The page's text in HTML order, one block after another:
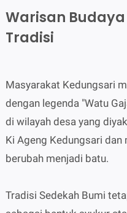
Warisan
Tradisi
Masyarakat Kedungsari
dengan legenda "Watu
di wilayah desa yang
Ki Ageng Kedungsari
berubah menjadi batu.
Tradisi Sedekah Bumi